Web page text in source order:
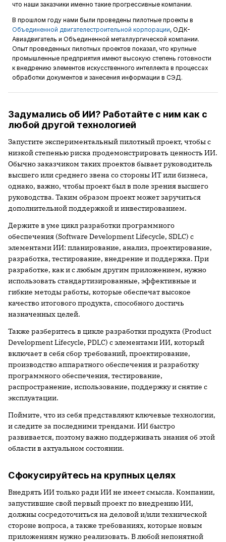
что наши заказчики именно такие прогрессивные компании.
В прошлом году нами были проведены пилотные проекты в
Объединенной двигателестроительной корпорации, ОДК-
Авиадвигатель и Объединенной металлургической компании.
Опыт проведенных пилотных проектов показал, что крупные
промышленные предприятия имеют высокую степень готовности
к внедрению элементов искусственного интеллекта в процессах
обработки документов и занесения информации в СЭД.
Задумались об ИИ? Работайте с ним как с
любой другой технологией
Запустите экспериментальный пилотный проект, чтобы с
низкой степенью риска продемонстрировать ценность ИИ.
Обычно заказчиком таких проектов бывает руководитель
высшего или среднего звена со стороны ИТ или бизнеса,
однако, важно, чтобы проект был в поле зрения высшего
руководства. Таким образом проект может заручиться
дополнительной поддержкой и инвестированием.
Держите в уме цикл разработки программного
обеспечения (Software Development Lifecycle, SDLC) с
элементами ИИ: планирование, анализ, проектирование,
разработка, тестирование, внедрение и поддержка. При
разработке, как и с любым другим приложением, нужно
использовать стандартизированные, эффективные и
гибкие методы работы, которые обеспечат высокое
качество итогового продукта, способного достичь
назначенных целей.
Также разберитесь в цикле разработки продукта (Product
Development Lifecycle, PDLC) с элементами ИИ, который
включает в себя сбор требований, проектирование,
производство аппаратного обеспечения и разработку
программного обеспечения, тестирование,
распространение, использование, поддержку и снятие с
эксплуатации.
Поймите, что из себя представляют ключевые технологии,
и следите за последними трендами. ИИ быстро
развивается, поэтому важно поддерживать знания об этой
области в актуальном состоянии.
Сфокусируйтесь на крупных целях
Внедрять ИИ только ради ИИ не имеет смысла. Компании,
запустившие свой первый проект по внедрению ИИ,
должны сосредоточиться на деловой и/или технической
стороне вопроса, а также требованиях, которые новым
приложениям нужно реализовать. В любой непонятной